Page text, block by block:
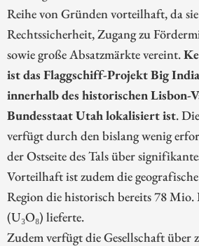
Reihe von Gründen vorteilhaft, da
Rechtssicherheit, Zugang zu
sowie große Absatzmärkte vereint.
ist das Flaggschiff-Projekt Big
innerhalb des historischen Lisbon-
Bundesstaat Utah lokalisiert ist.
verfügt durch den bislang wenig
der Ostseite des Tals über
Vorteilhaft ist zudem die
Region die historisch bereits 78
(U₃O₈) lieferte.
Zudem verfügt die Gesellschaft über